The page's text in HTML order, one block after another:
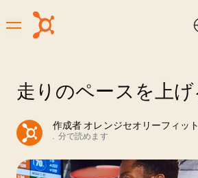
走りのペースを上
作成者 オレンジセオリーフィッ
. 分で読めます